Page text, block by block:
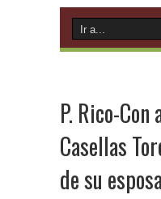
P. Rico-
Casellas
de su